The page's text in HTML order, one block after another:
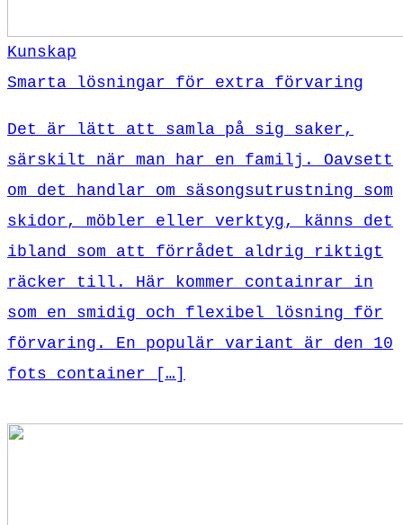
Kunskap
Smarta lösningar för extra förvaring
Det är lätt att samla på sig saker,
särskilt när man har en familj. Oavsett
om det handlar om säsongsutrustning som
skidor, möbler eller verktyg, känns det
ibland som att förrådet aldrig riktigt
räcker till. Här kommer containrar in
som en smidig och flexibel lösning för
förvaring. En populär variant är den 10
fots container […]